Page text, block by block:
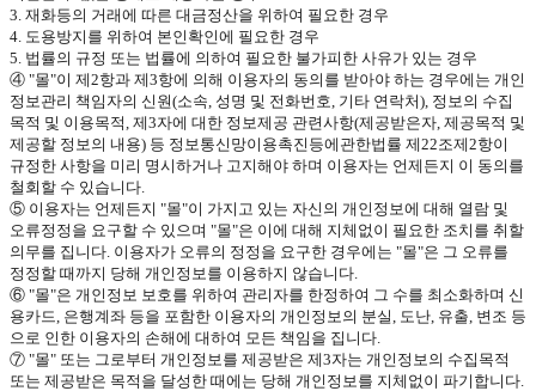
3. 재화등의 거래에 따른 대금정산을 위하여 필요한 경우
4. 도용방지를 위하여 본인확인에 필요한 경우
5. 법률의 규정 또는 법률에 의하여 필요한 불가피한 사유가 있는 경우
④ "몰"이 제2항과 제3항에 의해 이용자의 동의를 받아야 하는 경우에는 개인
정보관리 책임자의 신원(소속 성명 및 전화번호 기타 연락처), 정보의 수집
목적 및 이용목적 제3자에 대한 정보제공 관련사항(제공받은자 제공목적 및
제공할 정보의 내용) 등 정보통신망이용촉진등에관한법률 제22조제2항이
규정한 사항을 미리 명시하거나 고지해야 하며 이용자는 언제든지 이 동의를
철회할 수 있습니다
⑤ 이용자는 언제든지 "몰"이 가지고 있는 자신의 개인정보에 대해 열람 및
오류정정을 요구할 수 있으며 "몰"은 이에 대해 지체없이 필요한 조치를 취할
의무를 집니다 이용자가 오류의 정정을 요구한 경우에는 "몰"은 그 오류를
정정할 때까지 당해 개인정보를 이용하지 않습니다
⑥ "몰"은 개인정보 보호를 위하여 관리자를 한정하여 그 수를 최소화하며 신
용카드 은행계좌 등을 포함한 이용자의 개인정보의 분실 도난 유출 변조 등
으로 인한 이용자의 손해에 대하여 모든 책임을 집니다
⑦ "몰" 또는 그로부터 개인정보를 제공받은 제3자는 개인정보의 수집목적
또는 제공받은 목적을 달성한 때에는 당해 개인정보를 지체없이 파기합니다